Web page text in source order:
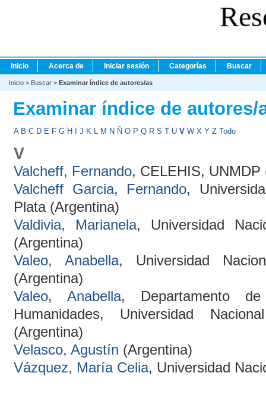
Inicio Acerca de Iniciar sesión Categorías Buscar
Inicio > Buscar > Examinar índice de autores/as
Examinar índice de autores/
A B C D E F G H J K L M N Ñ O P Q R S T U V W X Y Z Todo
V
Valcheff, Fernando, CELEHIS, UNMDP
Valcheff Garcia, Fernando,
Plata (Argentina)
Valdivia, Marianela, Universidad
(Argentina)
Valeo, Anabella, Universidad
(Argentina)
Valeo, Anabella, Departamento
Humanidades, Universidad
(Argentina)
Velasco, Agustín (Argentina)
Vázquez, María Celia, Universidad